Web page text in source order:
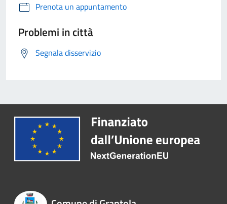
Prenota un appuntamento
Problemi in città
Segnala disservizio